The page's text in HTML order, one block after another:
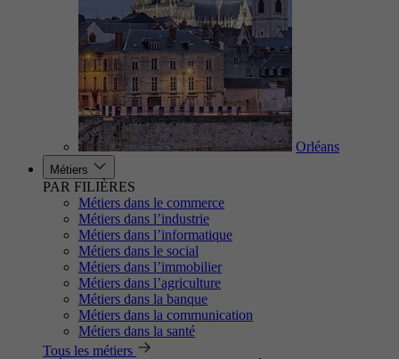
Orléans
Métiers
PAR FILIÈRES
Métiers dans le commerce
Métiers dans l’industrie
Métiers dans l’informatique
Métiers dans le social
Métiers dans l’immobilier
Métiers dans l’agriculture
Métiers dans la banque
Métiers dans la communication
Métiers dans la santé
Tous les métiers